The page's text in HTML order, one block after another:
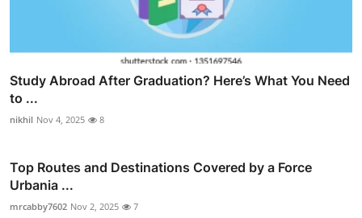
Study Abroad After Graduation? Here’s What You Need
to ...
nikhil Nov 4, 2025 8
Top Routes and Destinations Covered by a Force
Urbania ...
mrcabby7602 Nov 2, 2025 7